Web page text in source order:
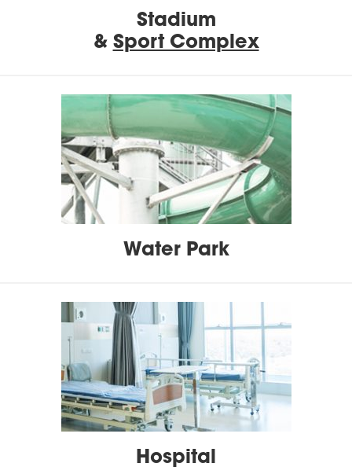
Stadium
& Sport Complex
Water Park
Hospital